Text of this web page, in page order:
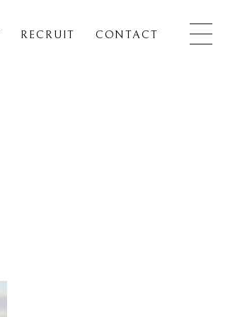
RECRUIT CONTACT